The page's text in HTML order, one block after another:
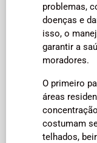
problemas,
doenças e
isso, o
garantir a
moradores.
O primeiro
áreas
costumam
telhados,